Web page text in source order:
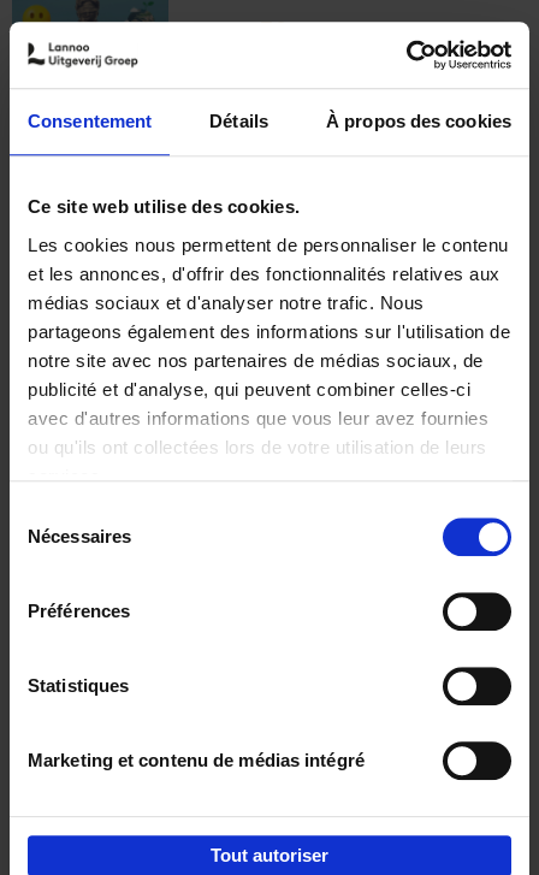
Consentement Détails À propos des cookies
Ce site web utilise des cookies.
Les cookies nous permettent de personnaliser le contenu
et les annonces, d'offrir des fonctionnalités relatives aux
médias sociaux et d'analyser notre trafic. Nous
partageons également des informations sur l'utilisation de
notre site avec nos partenaires de médias sociaux, de
publicité et d'analyse, qui peuvent combiner celles-ci
avec d'autres informations que vous leur avez fournies
ou qu'ils ont collectées lors de votre utilisation de leurs
Nécessaires
Préférences
Statistiques
Marketing et contenu de médias intégré
Tout autoriser
€37,50
Building Bonds = Building
Business
Jochen Roef Jozefien De Feyter
Carolien Boom
Couverture souple
2025 200
€29,99
Digital marketing like a PRO -
completely revised edition (EN)